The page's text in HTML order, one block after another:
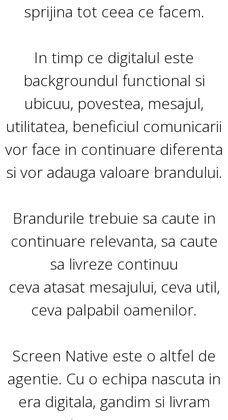
sprijina tot ceea ce facem.
In timp ce digitalul este
backgroundul functional si
ubicuu, povestea, mesajul,
utilitatea, beneficiul comunicarii
vor face in continuare diferenta
si vor adauga valoare brandului.
Brandurile trebuie sa caute in
continuare relevanta, sa caute
sa livreze continuu
ceva atasat mesajului, ceva util,
ceva palpabil oamenilor.
Screen Native este o altfel de
agentie. Cu o echipa nascuta in
era digitala, gandim si livram